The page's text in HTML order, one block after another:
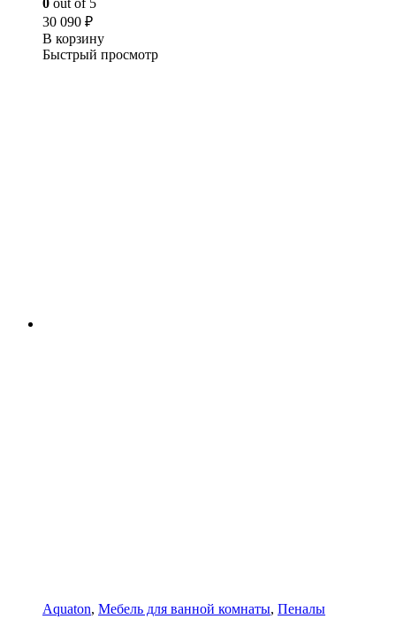
0 out of 5
30 090 ₽
В корзину
Быстрый просмотр
Aquaton, Мебель для ванной комнаты, Пеналы